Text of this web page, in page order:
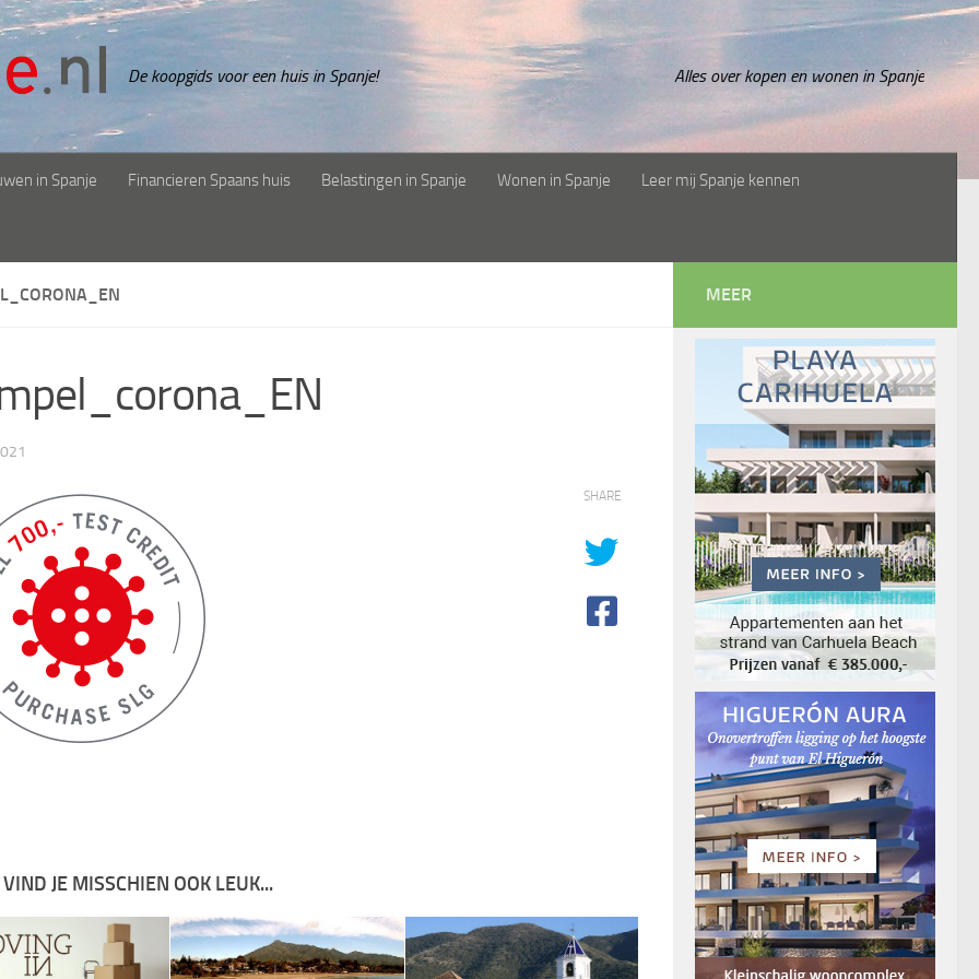
De koopgids voor een huis in Spanje! Alles over kopen en wonen in Spanje
in Spanje Financieren Spaans huis Belastingen in Spanje Wonen in Spanje Leer mij Spanje kennen
SHARE
JE MISSCHIEN OOK LEUK...
MEER